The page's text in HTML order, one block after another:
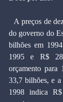
do governo do
bilhões em
1995 e R$
orçamento para
33,7 bilhões, e a
1998 indica